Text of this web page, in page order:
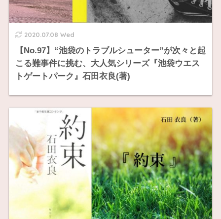
2020.07.08 Wed
【No.97】“池袋のトラブルシューター”が次々と起
こる難事件に挑む、大人気シリーズ『池袋ウエス
トゲートパーク』石田衣良(著)